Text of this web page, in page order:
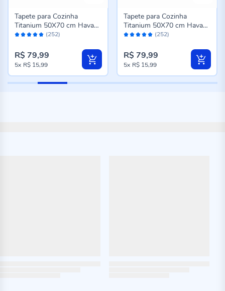
Avaliação: (252)
Tapete para Cozinha
Titanium 50X70 cm Havan
Casa - Marrom Escuro
R$ 79,99
5x R$ 15,99
Avaliação: (252)
Tapete para Cozinha
Titanium 50X70 cm Havan
Casa - Cinza
R$ 79,99
5x R$ 15,99